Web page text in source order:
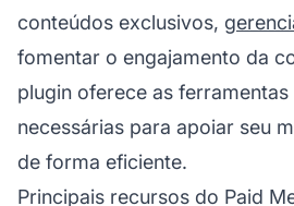
conteúdos exclusivos,
fomentar o engajamento da
plugin oferece as
necessárias para apoiar seu
de forma eficiente.
Principais recursos do Paid